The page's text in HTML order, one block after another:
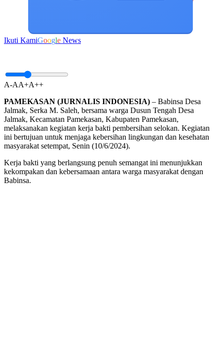
Ikuti KamiGoogle News
A-AA+A++
PAMEKASAN (JURNALIS INDONESIA) – Babinsa Desa
Jalmak, Serka M. Saleh, bersama warga Dusun Tengah Desa
Jalmak, Kecamatan Pamekasan, Kabupaten Pamekasan,
melaksanakan kegiatan kerja bakti pembersihan selokan. Kegiatan
ini bertujuan untuk menjaga kebersihan lingkungan dan kesehatan
masyarakat setempat, Senin (10/6/2024).
Kerja bakti yang berlangsung penuh semangat ini menunjukkan
kekompakan dan kebersamaan antara warga masyarakat dengan
Babinsa.